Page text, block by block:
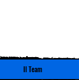
Il Team